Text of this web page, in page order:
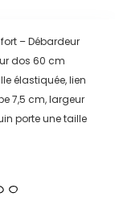
– Débardeur
dos 60 cm
élastiquée, lien
7,5 cm, largeur
porte une taille